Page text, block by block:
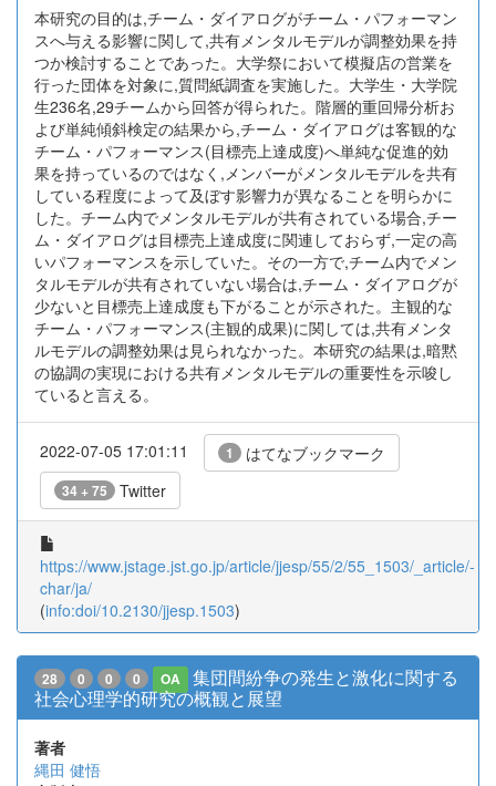
本研究の目的は,チーム・ダイアログがチーム・パフォーマン
スへ与える影響に関して,共有メンタルモデルが調整効果を持
つか検討することであった。大学祭において模擬店の営業を
行った団体を対象に,質問紙調査を実施した。大学生・大学院
生236名,29チームから回答が得られた。階層的重回帰分析お
よび単純傾斜検定の結果から,チーム・ダイアログは客観的な
チーム・パフォーマンス(目標売上達成度)へ単純な促進的効
果を持っているのではなく,メンバーがメンタルモデルを共有
している程度によって及ぼす影響力が異なることを明らかに
した。チーム内でメンタルモデルが共有されている場合,チー
ム・ダイアログは目標売上達成度に関連しておらず,一定の高
いパフォーマンスを示していた。その一方で,チーム内でメン
タルモデルが共有されていない場合は,チーム・ダイアログが
少ないと目標売上達成度も下がることが示された。主観的な
チーム・パフォーマンス(主観的成果)に関しては,共有メンタ
ルモデルの調整効果は見られなかった。本研究の結果は,暗黙
の協調の実現における共有メンタルモデルの重要性を示唆し
ていると言える。
2022-07-05 17:01:11 1 はてなブックマーク
34 + 75 Twitter
https://www.jstage.jst.go.jp/article/jjesp/55/2/55_1503/_article/-
char/ja/
(info:doi/10.2130/jjesp.1503)
28 0 0 0 OA
集団間紛争の発生と激化に関する
社会心理学的研究の概観と展望
著者
縄田 健悟